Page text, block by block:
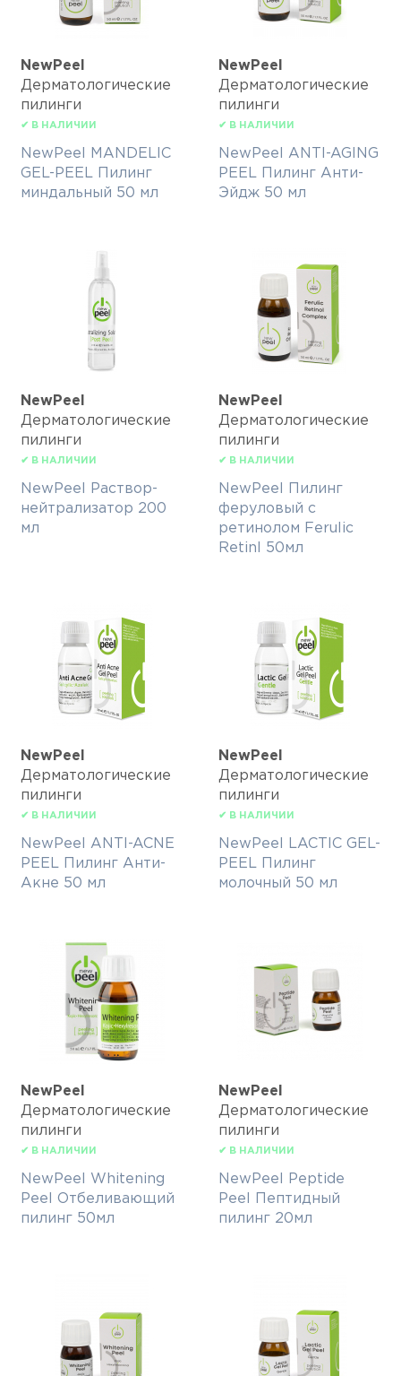
NewPeel
Дерматологические
пилинги
✔ В НАЛИЧИИ
NewPeel MANDELIC
GEL-PEEL Пилинг
миндальный 50 мл
NewPeel
Дерматологические
пилинги
✔ В НАЛИЧИИ
NewPeel ANTI-AGING
PEEL Пилинг Анти-
Эйдж 50 мл
NewPeel
Дерматологические
пилинги
✔ В НАЛИЧИИ
NewPeel Раствор-
нейтрализатор 200
мл
NewPeel
Дерматологические
пилинги
✔ В НАЛИЧИИ
NewPeel Пилинг
феруловый с
ретинолом Ferulic
Retinl 50мл
NewPeel
Дерматологические
пилинги
✔ В НАЛИЧИИ
NewPeel ANTI-ACNE
PEEL Пилинг Анти-
Акне 50 мл
NewPeel
Дерматологические
пилинги
✔ В НАЛИЧИИ
NewPeel LACTIC GEL-
PEEL Пилинг
молочный 50 мл
NewPeel
Дерматологические
пилинги
✔ В НАЛИЧИИ
NewPeel Whitening
Peel Отбеливающий
пилинг 50мл
NewPeel
Дерматологические
пилинги
✔ В НАЛИЧИИ
NewPeel Peptide
Peel Пептидный
пилинг 20мл